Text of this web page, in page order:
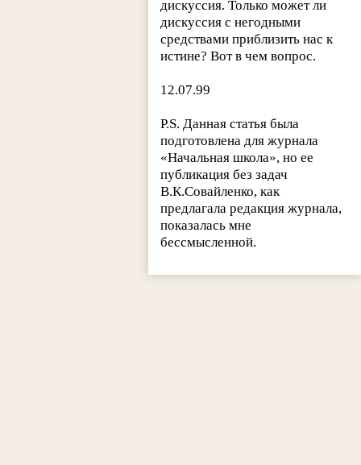
дискуссия. Только может ли
дискуссия с негодными
средствами приблизить нас к
истине? Вот в чем вопрос.
12.07.99
P.S. Данная статья была
подготовлена для журнала
«Начальная школа», но ее
публикация без задач
В.К.Совайленко, как
предлагала редакция журнала,
показалась мне
бессмысленной.